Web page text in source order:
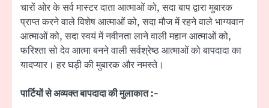
चारों ओर के सर्व मास्टर दाता आत्माओं को, सदा बाप द्वारा मुबारक
प्राप्त करने वाले विशेष आत्माओं को, सदा मौज में रहने वाले भाग्यवान
आत्माओं को, सदा स्वयं में नवीनता लाने वाली महान आत्माओं को,
फरिश्ता सो देव आत्मा बनने वाली सर्वश्रेष्ठ आत्माओं को बापदादा का
यादप्यार। हर घड़ी की मुबारक और नमस्ते।
पार्टियों से अव्यक्त बापदादा की मुलाकात :-